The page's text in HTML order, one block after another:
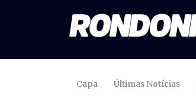
Capa Últimas Notícias